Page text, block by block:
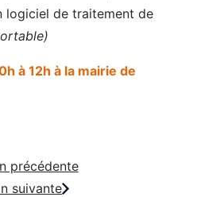
logiciel de traitement de
à 12h à la mairie de
précédente
suivante